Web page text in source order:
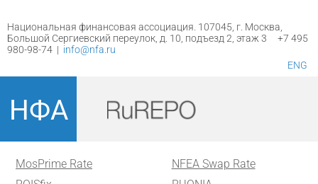
Национальная финансовая ассоциация. 107045, г. Москва,
Большой Сергиевский переулок, д. 10, подъезд 2, этаж 3 +7 495
980-98-74 | info@nfa.ru
НФА
ENG
MosPrime Rate
NFEA Swap Rate